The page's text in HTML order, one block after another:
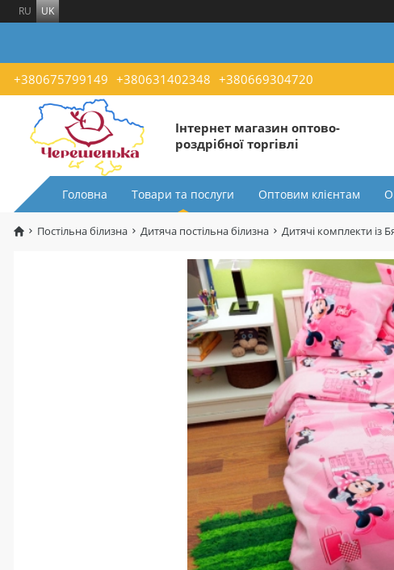
RU UK
+380675799149 +380631402348 +380669304720
Інтернет магазин оптово-
роздрібної торгівлі
Головна Товари та послуги Оптовим клієнтам
Постільна білизна Дитяча постільна білизна Дитячі комплекти із